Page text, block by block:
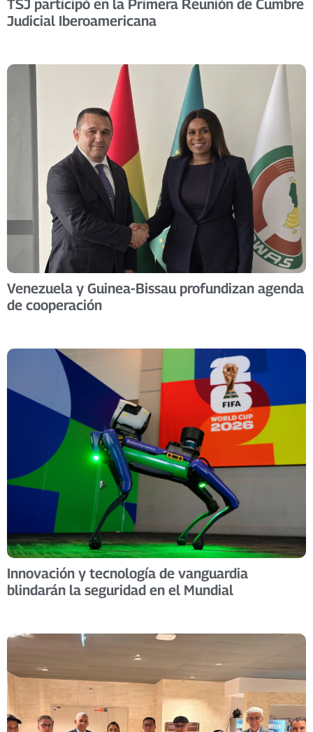
TSJ participó en la Primera Reunión de Cumbre
Judicial Iberoamericana
Venezuela y Guinea-Bissau profundizan agenda
de cooperación
Innovación y tecnología de vanguardia
blindarán la seguridad en el Mundial